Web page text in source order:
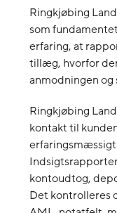
Ringkjøbing
som
erfaring, at
tillæg, hvorfor
anmodningen og
Ringkjøbing
kontakt til
kontoudtog,
Det kontrolleres